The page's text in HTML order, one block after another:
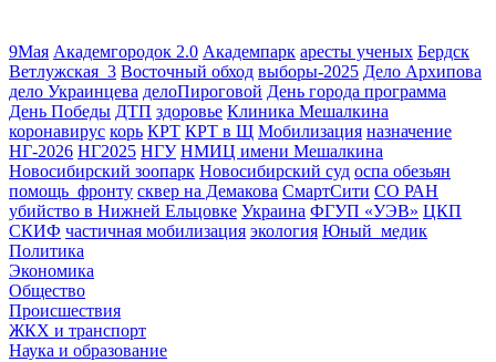
9Мая Академгородок 2.0 Академпарк аресты ученых Бердск
Ветлужская_3 Восточный обход выборы-2025 Дело Архипова
дело Украинцева делоПироговой День города программа
День Победы ДТП здоровье Клиника Мешалкина
коронавирус корь КРТ КРТ в Щ Мобилизация назначение
НГ-2026 НГ2025 НГУ НМИЦ имени Мешалкина
Новосибирский зоопарк Новосибирский суд оспа обезьян
помощь_фронту сквер на Демакова СмартСити СО РАН
убийство в Нижней Ельцовке Украина ФГУП «УЭВ» ЦКП
СКИФ частичная мобилизация экология Юный_медик
Политика
Экономика
Общество
Происшествия
ЖКХ и транспорт
Наука и образование